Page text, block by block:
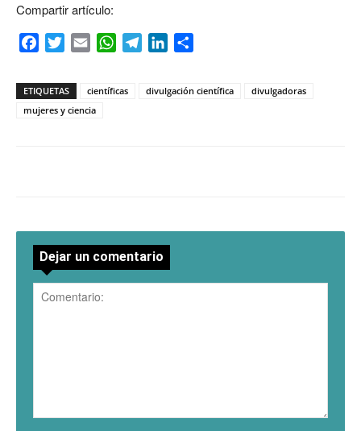
Compartir artículo:
FacebookTwitterEmail WhatsAppTelegramLinkedIn
ETIQUETAS científicas divulgación científica
divulgadoras
mujeres y ciencia
Dejar un comentario